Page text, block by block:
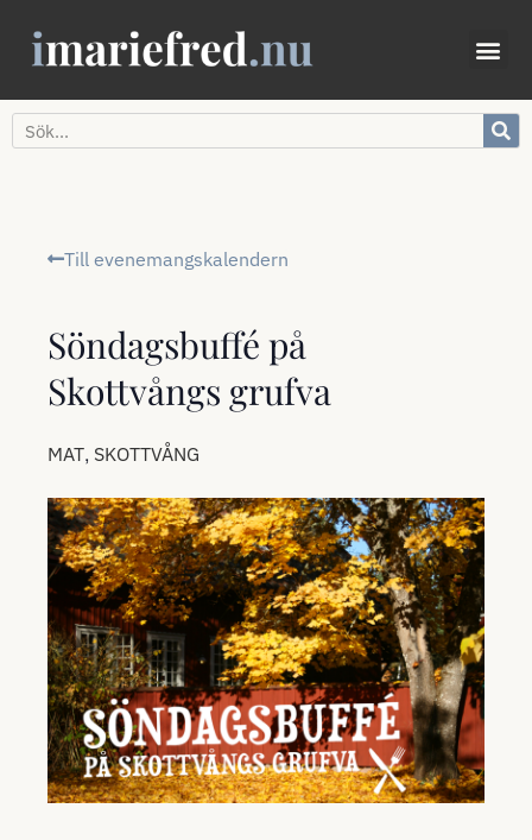
Till evenemangskalendern
Söndagsbuffé på
Skottvångs grufva
MAT, SKOTTVÅNG